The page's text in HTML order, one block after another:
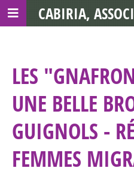
LES
UNE BELLE
GUIGNOLS -
FEMMES
CABIRIA,